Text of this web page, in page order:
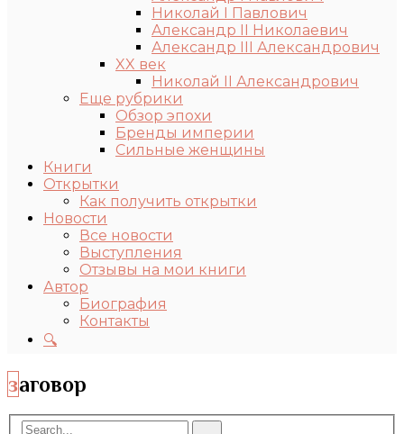
Николай I Павлович
Александр II Николаевич
Александр III Александрович
XX век
Николай II Александрович
Еще рубрики
Обзор эпохи
Бренды империи
Сильные женщины
Книги
Открытки
Как получить открытки
Новости
Все новости
Выступления
Отзывы на мои книги
Автор
Биография
Контакты
🔍
заговор